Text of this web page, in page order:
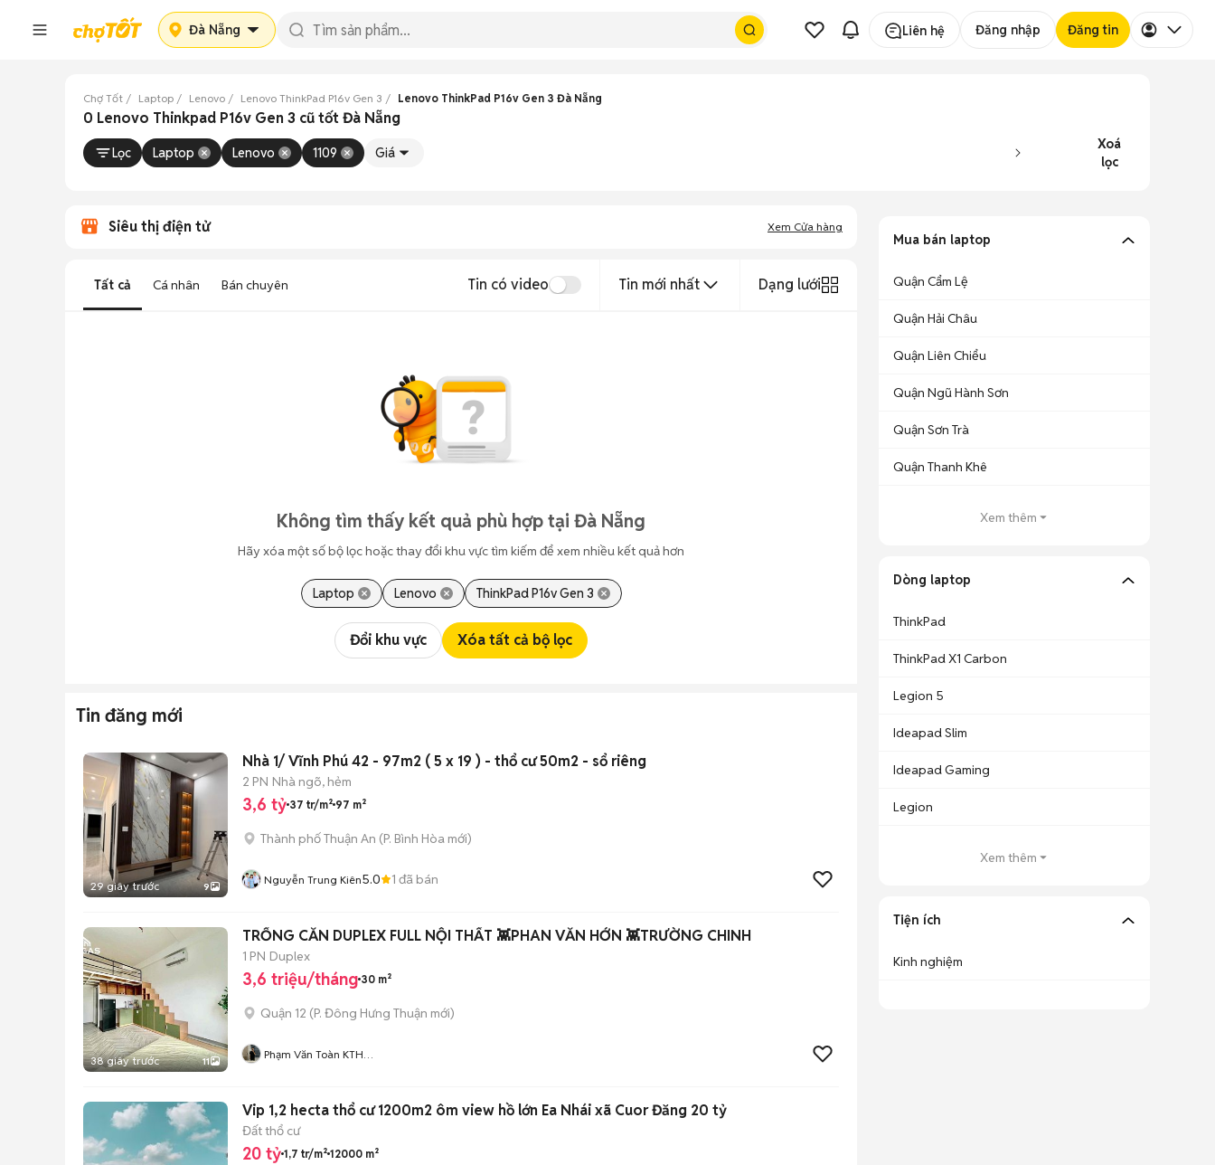
Đà Nẵng Liên hệ Đăng nhập Đăng tin
Chợ Tốt Laptop Lenovo Lenovo ThinkPad P16v Gen 3 Lenovo ThinkPad P16v Gen 3 Đà Nẵng
0 Lenovo Thinkpad P16v Gen 3 cũ tốt Đà Nẵng
Lọc Laptop Lenovo 1109 Giá
Xoá
lọc
Siêu thị điện tử Xem Cửa hàng
Tất cả Cá nhân Bán chuyên Tin có video Tin mới nhất Dạng lưới
Không tìm thấy kết quả phù hợp tại Đà Nẵng
Hãy xóa một số bộ lọc hoặc thay đổi khu vực tìm kiếm để xem nhiều kết quả hơn
Laptop Lenovo ThinkPad P16v Gen 3
Đổi khu vực Xóa tất cả bộ lọc
Tin đăng mới
29 giây trước 9
Nhà 1/ Vĩnh Phú 42 - 97m2 ( 5 x 19 ) - thổ cư 50m2 - sổ riêng
2 PN Nhà ngõ, hẻm
3,6 tỷ 37 tr/m² 97 m²
Thành phố Thuận An (P. Bình Hòa mới)
Nguyễn Trung Kiên5.0 1 đã bán
38 giây trước 11
TRỐNG CĂN DUPLEX FULL NỘI THẤT 👾PHAN VĂN HỚN 👾TRƯỜNG CHINH
1 PN Duplex
3,6 triệu/tháng 30 m²
Quận 12 (P. Đông Hưng Thuận mới)
Phạm Văn Toàn KTH
Vip 1,2 hecta thổ cư 1200m2 ôm view hồ lớn Ea Nhái xã Cuor Đăng 20 tỷ
Đất thổ cư
20 tỷ 1,7 tr/m² 12000 m²
Mua bán laptop
Quận Cẩm Lệ
Quận Hải Châu
Quận Liên Chiểu
Quận Ngũ Hành Sơn
Quận Sơn Trà
Quận Thanh Khê
Xem thêm
Dòng laptop
ThinkPad
ThinkPad X1 Carbon
Legion 5
Ideapad Slim
Ideapad Gaming
Legion
Xem thêm
Tiện ích
Kinh nghiệm